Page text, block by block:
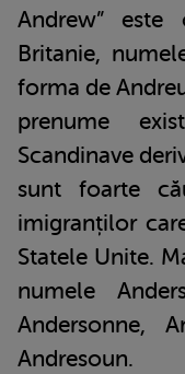
Andrew”
Britanie,
forma de
prenume
Scandinave
sunt foarte
imigranților
Statele Unite.
numele
Andersonne,
Andresoun.